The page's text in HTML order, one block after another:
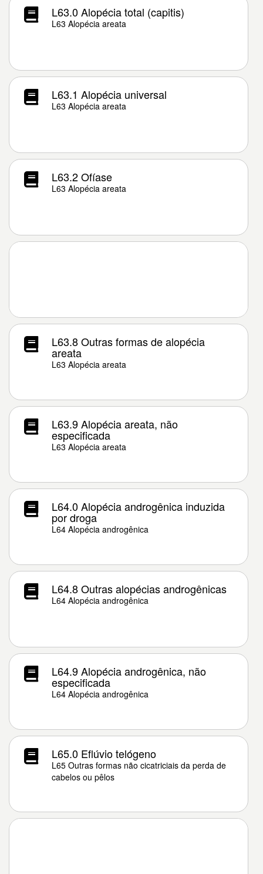
L63.0 Alopécia total (capitis)
L63 Alopécia areata
L63.1 Alopécia universal
L63 Alopécia areata
L63.2 Ofíase
L63 Alopécia areata
L63.8 Outras formas de alopécia
areata
L63 Alopécia areata
L63.9 Alopécia areata, não
especificada
L63 Alopécia areata
L64.0 Alopécia androgênica induzida
por droga
L64 Alopécia androgênica
L64.8 Outras alopécias androgênicas
L64 Alopécia androgênica
L64.9 Alopécia androgênica, não
especificada
L64 Alopécia androgênica
L65.0 Eflúvio telógeno
L65 Outras formas não cicatriciais da perda de
cabelos ou pêlos